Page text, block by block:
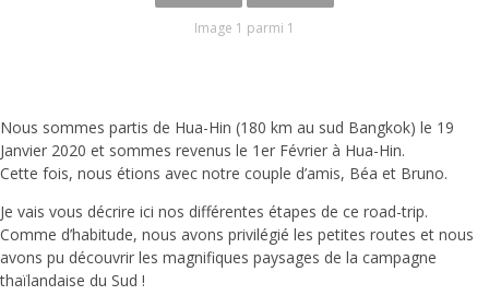
Image 1 parmi 1
Nous sommes partis de Hua-Hin (180 km au sud Bangkok) le 19
Janvier 2020 et sommes revenus le 1er Février à Hua-Hin.
Cette fois, nous étions avec notre couple d’amis, Béa et Bruno.
Je vais vous décrire ici nos différentes étapes de ce road-trip.
Comme d’habitude, nous avons privilégié les petites routes et nous
avons pu découvrir les magnifiques paysages de la campagne
thaïlandaise du Sud !